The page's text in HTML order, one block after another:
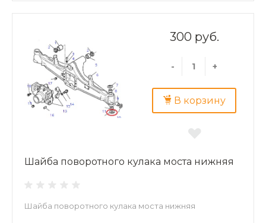
300 руб.
- +
В корзину
Шайба поворотного кулака моста нижняя
Шайба поворотного кулака моста нижняя